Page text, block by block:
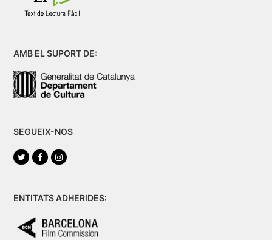
AMB EL SUPORT DE:
SEGUEIX-NOS
TwitterFacebookInstagram
ENTITATS ADHERIDES: